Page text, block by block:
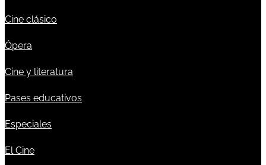
Cine clásico
Ópera
Cine y literatura
Pases educativos
Especiales
El Cine